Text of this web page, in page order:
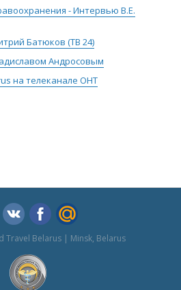
- Интервью В.Е.
Батюков (ТВ 24)
Андросовым
на телеканале ОНТ
Travel Belarus | Minsk, Belarus